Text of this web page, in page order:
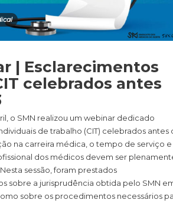
| Esclarecimentos
celebrados antes
o SMN realizou um webinar dedicado
de trabalho (CIT) celebrados antes
na carreira médica, o tempo de serviço e
dos médicos devem ser
sessão, foram prestados
sobre a jurisprudência obtida pelo SMN
sobre os procedimentos necessários